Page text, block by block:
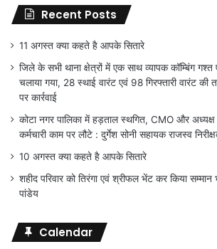
Recent Posts
11 अगस्त क्या कहते है आपके सितारे
जिले के सभी थाना क्षेत्रों में एक साथ व्यापक कॉम्बिंग
चलाया गया, 28 स्थाई वारंट एवं 98 गिरफ्तारी वारंट की
पर कार्रवाई
कोटा नगर पालिका में हड़ताल स्थगित, CMO और
कर्मचारी काम पर लौटे : दुर्गेश सोनी सहायक राजस्व
10 अगस्त क्या कहते है आपके सितारे
शहीद परिवार को तिरंगा एवं श्रीफल भेंट कर किया
पांडेय
Calendar